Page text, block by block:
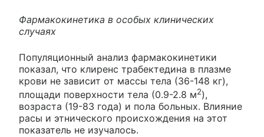
Фармакокинетика в особых клинических
случаях
Популяционный анализ фармакокинетики
показал, что клиренс трабектедина в плазме
крови не зависит от массы тела (36-148 кг),
площади поверхности тела (0.9-2.8 м2),
возраста (19-83 года) и пола больных. Влияние
расы и этнического происхождения на этот
показатель не изучалось.